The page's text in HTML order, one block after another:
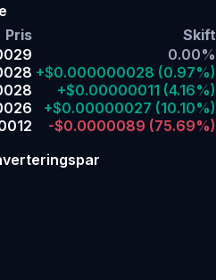
Pris Skift
0.00%
+$0.000000028 (0.97%)
+$0.00000011 (4.16%)
+$0.00000027 (10.10%)
-$0.0000089 (75.69%)